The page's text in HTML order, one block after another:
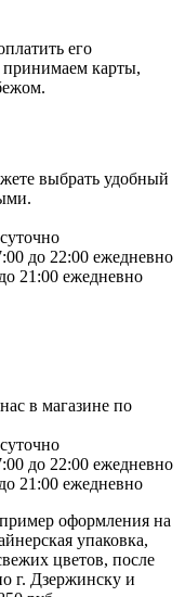
его
карты,
выбрать удобный
до 22:00 ежедневно
21:00 ежедневно
в магазине по
до 22:00 ежедневно
21:00 ежедневно
оформления на
упаковка,
цветов, после
г. Дзержинску и